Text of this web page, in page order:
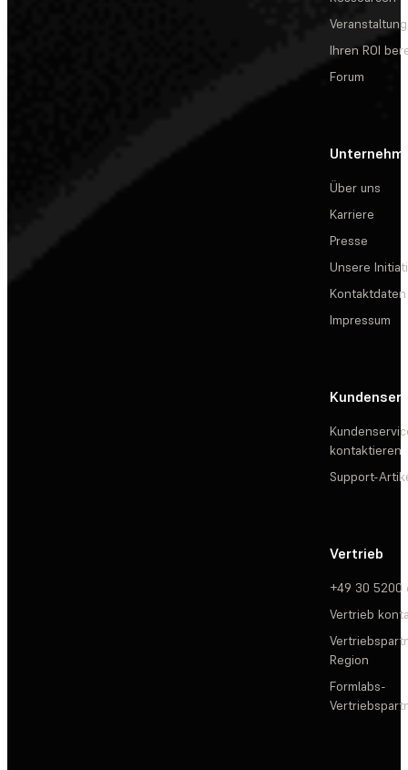
Ihren ROI
Forum
Über uns
Karriere
Presse
Unsere
Kontaktdaten
Impressum
kontaktieren
Support-
Vertrieb
+49 30 5200
Vertrieb
Region
Formlabs-